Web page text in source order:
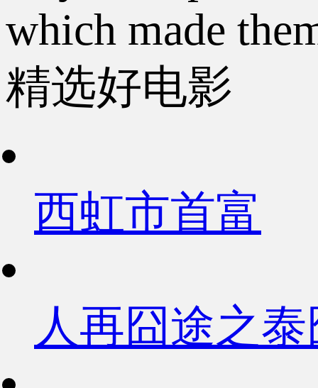
which made
精选好电影
西虹市首富
人再囧途之